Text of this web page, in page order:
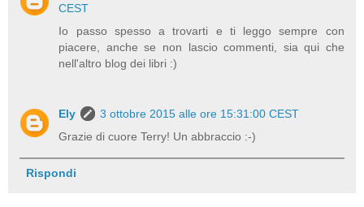
CEST
Io passo spesso a trovarti e ti leggo sempre con
piacere, anche se non lascio commenti, sia qui che
nell'altro blog dei libri :)
Ely
3 ottobre 2015 alle ore 15:31:00 CEST
Grazie di cuore Terry! Un abbraccio :-)
Rispondi